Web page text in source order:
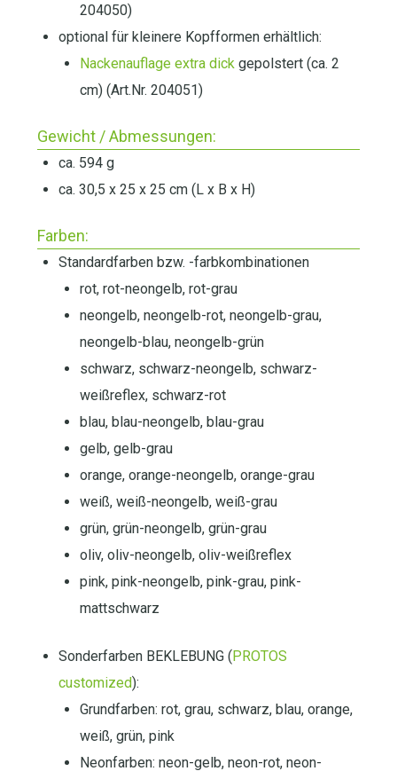
204050)
optional für kleinere Kopfformen erhältlich:
Nackenauflage extra dick gepolstert (ca. 2
cm) (Art.Nr. 204051)
Gewicht / Abmessungen:
ca. 594 g
ca. 30,5 x 25 x 25 cm (L x B x H)
Farben:
Standardfarben bzw. -farbkombinationen
rot, rot-neongelb, rot-grau
neongelb, neongelb-rot, neongelb-grau,
neongelb-blau, neongelb-grün
schwarz, schwarz-neongelb, schwarz-
weißreflex, schwarz-rot
blau, blau-neongelb, blau-grau
gelb, gelb-grau
orange, orange-neongelb, orange-grau
weiß, weiß-neongelb, weiß-grau
grün, grün-neongelb, grün-grau
oliv, oliv-neongelb, oliv-weißreflex
pink, pink-neongelb, pink-grau, pink-
mattschwarz
Sonderfarben BEKLEBUNG (PROTOS
customized):
Grundfarben: rot, grau, schwarz, blau, orange,
weiß, grün, pink
Neonfarben: neon-gelb, neon-rot, neon-